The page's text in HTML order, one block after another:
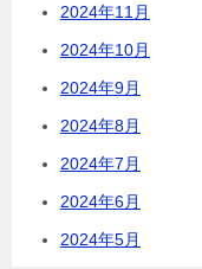
2024年11月
2024年10月
2024年9月
2024年8月
2024年7月
2024年6月
2024年5月